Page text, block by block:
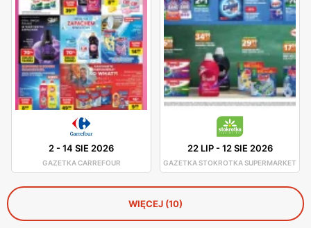
2-14 SIE 2026
GAZETKA CARREFOUR
22 LIP-12 SIE 2026
GAZETKA STOKROTKA SUPERMARKET
WIĘCEJ (10)